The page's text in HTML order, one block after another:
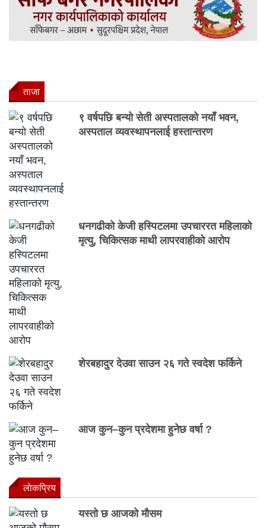
ताजा
९ वर्षपछि बन्यो सेती अस्पतालको नयाँ भवन,
अस्पताल व्यवस्थापनलाई हस्तान्तरण
धनगढीको केजी हस्पिटलमा उपचाररत महिलाको
मृत्यु, चिकित्सक माथी लापरवाहीको आरोप
शेरबहादुर देउवा साउन २६ गते स्वदेश फर्किने
आज कुन–कुन प्रदेशमा हुनेछ वर्षा ?
लाेकप्रिय
यस्तो छ आजको मौसम